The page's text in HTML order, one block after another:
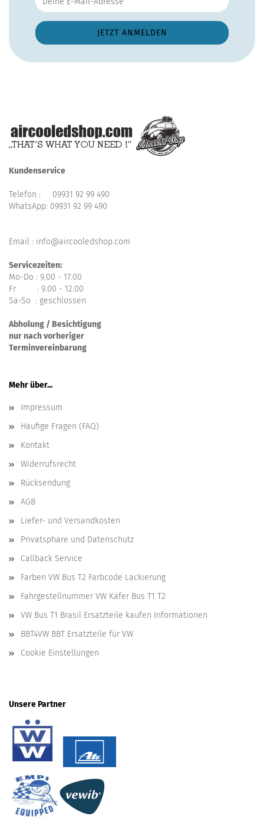
Kundenservice
Telefon : 09931 92 99 490
WhatsApp: 09931 92 99 490
Email : info@aircooledshop.com
Servicezeiten:
Mo-Do : 9.00 - 17.00
Fr : 9.00 - 12.00
Sa-So : geschlossen
Abholung / Besichtigung
nur nach vorheriger
Terminvereinbarung
Mehr über...
Impressum
Häufige Fragen (FAQ)
Kontakt
Widerrufsrecht
Rücksendung
AGB
Liefer- und Versandkosten
Privatsphäre und Datenschutz
Callback Service
Farben VW Bus T2 Farbcode Lackierung
Fahrgestellnummer VW Käfer Bus T1 T2
VW Bus T1 Brasil Ersatzteile kaufen Informationen
BBT4VW BBT Ersatzteile für VW
Cookie Einstellungen
Unsere Partner